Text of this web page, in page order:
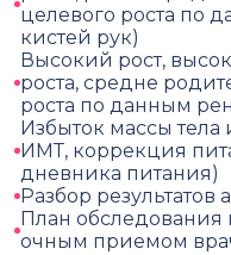
целевого роста по
кистей рук)
Высокий рост,
роста, средне
роста по данным
Избыток массы тела
ИМТ, коррекция
дневника питания)
Разбор результатов
План
очным приемом